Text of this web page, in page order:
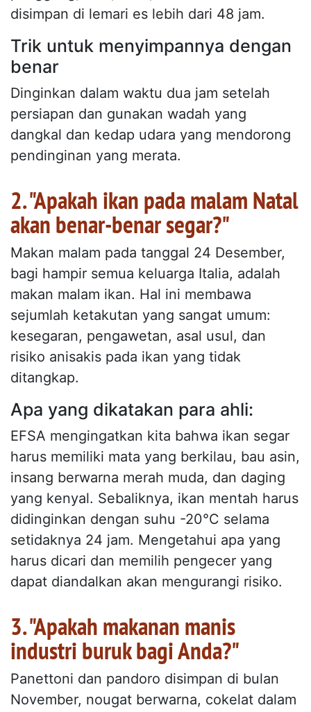
disimpan di lemari es lebih dari 48 jam.
Trik untuk menyimpannya dengan
benar
Dinginkan dalam waktu dua jam setelah
persiapan dan gunakan wadah yang
dangkal dan kedap udara yang mendorong
pendinginan yang merata.
2. "Apakah ikan pada malam Natal
akan benar-benar segar?"
Makan malam pada tanggal 24 Desember,
bagi hampir semua keluarga Italia, adalah
makan malam ikan. Hal ini membawa
sejumlah ketakutan yang sangat umum:
kesegaran, pengawetan, asal usul, dan
risiko anisakis pada ikan yang tidak
ditangkap.
Apa yang dikatakan para ahli:
EFSA mengingatkan kita bahwa ikan segar
harus memiliki mata yang berkilau, bau asin,
insang berwarna merah muda, dan daging
yang kenyal. Sebaliknya, ikan mentah harus
didinginkan dengan suhu -20°C selama
setidaknya 24 jam. Mengetahui apa yang
harus dicari dan memilih pengecer yang
dapat diandalkan akan mengurangi risiko.
3. "Apakah makanan manis
industri buruk bagi Anda?"
Panettoni dan pandoro disimpan di bulan
November, nougat berwarna, cokelat dalam